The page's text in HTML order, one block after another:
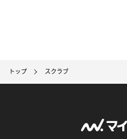
トップ スクラブ